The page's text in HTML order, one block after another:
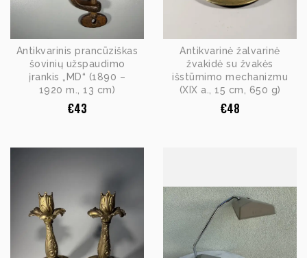
Antikvarinis prancūziškas
šovinių užspaudimo
įrankis „MD“ (1890 –
1920 m., 13 cm)
€43
Antikvarinė žalvarinė
žvakidė su žvakės
išstūmimo mechanizmu
(XIX a., 15 cm, 650 g)
€48